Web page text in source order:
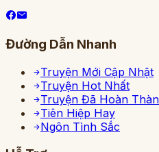
Đường Dẫn Nhanh
Truyện Mới Cập Nhật
Truyện Hot Nhất
Truyện Đã Hoàn
Tiên Hiệp Hay
Ngôn Tình Sắc